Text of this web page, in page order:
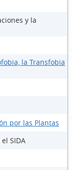
y la
la Transfobia
por las Plantas
SIDA